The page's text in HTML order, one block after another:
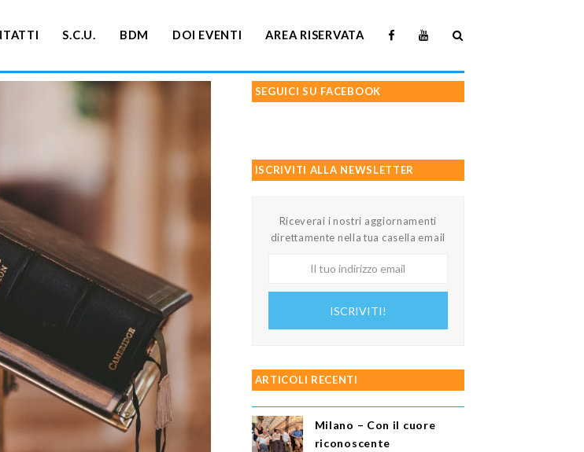
S.C.U. BDM DOI EVENTI AREA RISERVATA
SEGUICI SU FACEBOOK
ISCRIVITI ALLA NEWSLETTER
Riceverai i nostri aggiornamenti
direttamente nella tua casella email
ISCRIVITI!
ARTICOLI RECENTI
Milano – Con il cuore
riconoscente